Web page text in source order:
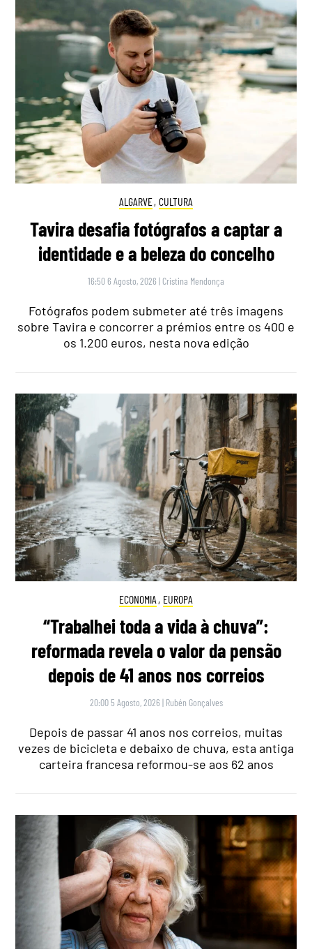
ALGARVE, CULTURA
Tavira desafia fotógrafos a captar a
identidade e a beleza do concelho
16:50 6 Agosto, 2026 | Cristina Mendonça
Fotógrafos podem submeter até três imagens
sobre Tavira e concorrer a prémios entre os 400 e
os 1.200 euros, nesta nova edição
ECONOMIA , EUROPA
“Trabalhei toda a vida à chuva”:
reformada revela o valor da pensão
depois de 41 anos nos correios
20:00 5 Agosto, 2026 | Rubén Gonçalves
Depois de passar 41 anos nos correios, muitas
vezes de bicicleta e debaixo de chuva, esta antiga
carteira francesa reformou-se aos 62 anos